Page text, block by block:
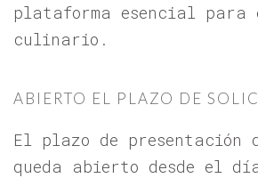
plataforma esencial
culinario.
ABIERTO EL PLAZO DE
El plazo de presentación
queda abierto desde el